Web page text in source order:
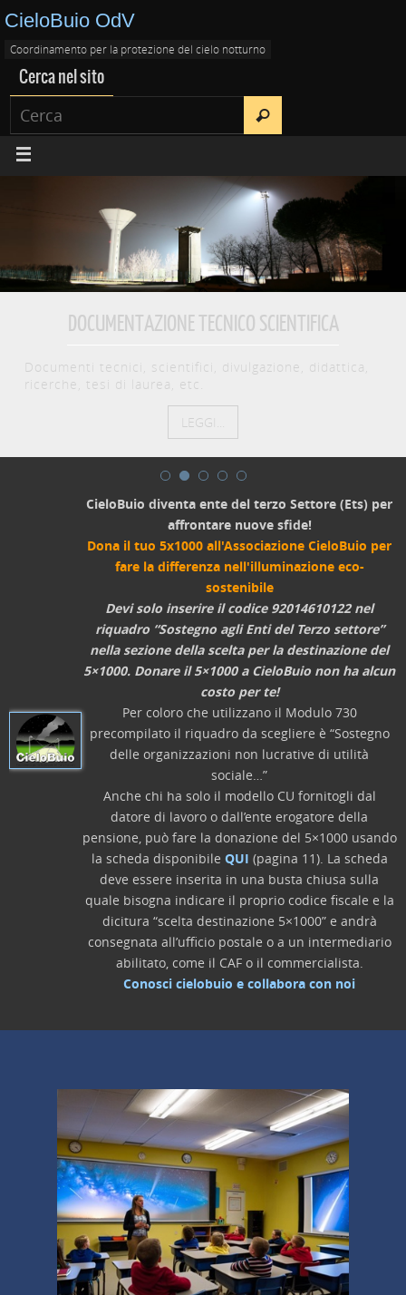
CieloBuio OdV
Coordinamento per la protezione del cielo notturno
Cerca nel sito
DOCUMENTAZIONE TECNICO SCIENTIFICA
Documenti tecnici, scientifici, divulgazione, didattica,
ricerche, tesi di laurea, etc.
LEGGI...
CieloBuio diventa ente del terzo Settore (Ets) per
affrontare nuove sfide!
Dona il tuo 5x1000 all'Associazione CieloBuio per
fare la differenza nell'illuminazione eco-
sostenibile
Devi solo inserire il codice 92014610122 nel
riquadro “Sostegno agli Enti del Terzo settore”
nella sezione della scelta per la destinazione del
5×1000. Donare il 5×1000 a CieloBuio non ha alcun
costo per te!
Per coloro che utilizzano il Modulo 730
precompilato il riquadro da scegliere è “Sostegno
delle organizzazioni non lucrative di utilità
sociale…”
Anche chi ha solo il modello CU fornitogli dal
datore di lavoro o dall’ente erogatore della
pensione, può fare la donazione del 5×1000 usando
la scheda disponibile QUI (pagina 11). La scheda
deve essere inserita in una busta chiusa sulla
quale bisogna indicare il proprio codice fiscale e la
dicitura “scelta destinazione 5×1000” e andrà
consegnata all’ufficio postale o a un intermediario
abilitato, come il CAF o il commercialista.
Conosci cielobuio e collabora con noi